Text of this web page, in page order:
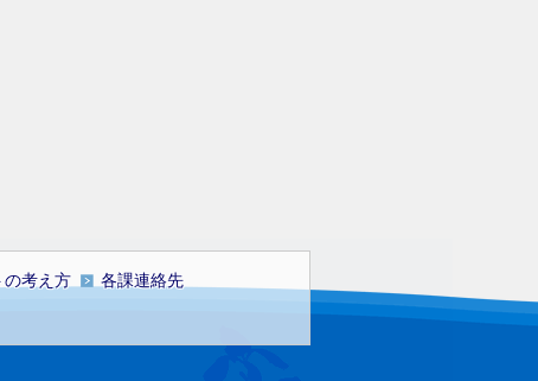
の考え方
各課連絡先